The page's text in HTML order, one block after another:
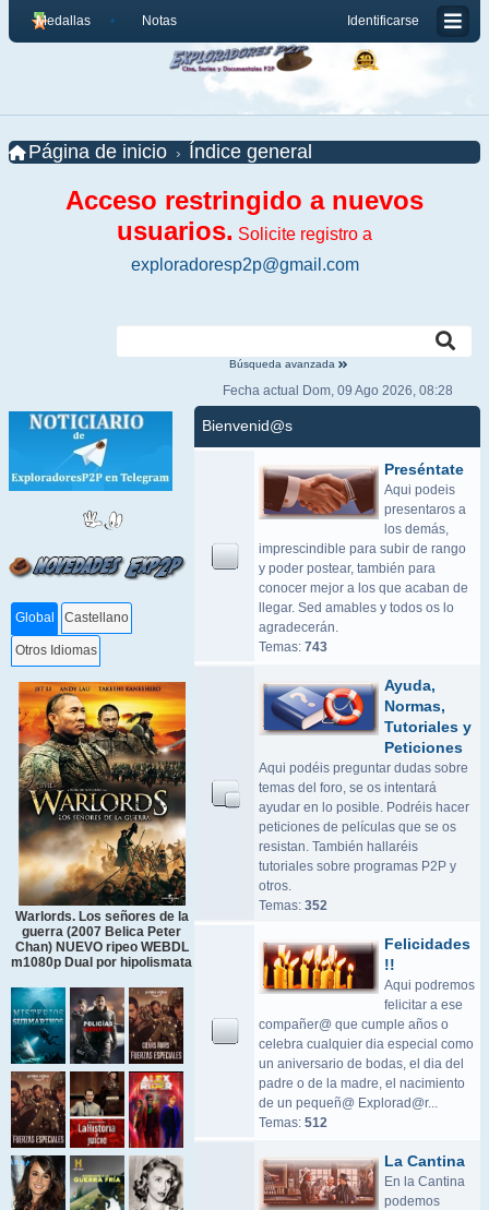
Identificarse
Medallas Notas
Página de inicio Índice general
Acceso restringido a nuevos
usuarios. Solicite registro a
exploradoresp2p@gmail.com
Búsqueda avanzada
Global Castellano
Otros Idiomas
Warlords. Los señores de la
guerra (2007 Belica Peter
Chan) NUEVO ripeo WEBDL
m1080p Dual por hipolismata
Fecha actual Dom, 09 Ago 2026, 08:28
Bienvenid@s
Preséntate
Aqui podeis
presentaros a
los demás,
imprescindible para subir de rango
y poder postear, también para
conocer mejor a los que acaban de
llegar. Sed amables y todos os lo
agradecerán.
Temas: 743
Ayuda,
Normas,
Tutoriales y
Peticiones
Aqui podéis preguntar dudas sobre
temas del foro, se os intentará
ayudar en lo posible. Podréis hacer
peticiones de películas que se os
resistan. También hallaréis
tutoriales sobre programas P2P y
otros.
Temas: 352
Felicidades
!!
Aqui podremos
felicitar a ese
compañer@ que cumple años o
celebra cualquier dia especial como
un aniversario de bodas, el dia del
padre o de la madre, el nacimiento
de un pequeñ@ Explorad@r...
Temas: 512
La Cantina
En la Cantina
podemos